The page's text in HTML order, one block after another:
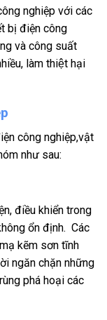
nghiệp với các
bị điện công
và công suất
làm thiệt hại
công nghiệp,vật
như sau:
điều khiển trong
ổn định. Các
kẽm sơn tĩnh
ngăn chặn những
phá hoại các